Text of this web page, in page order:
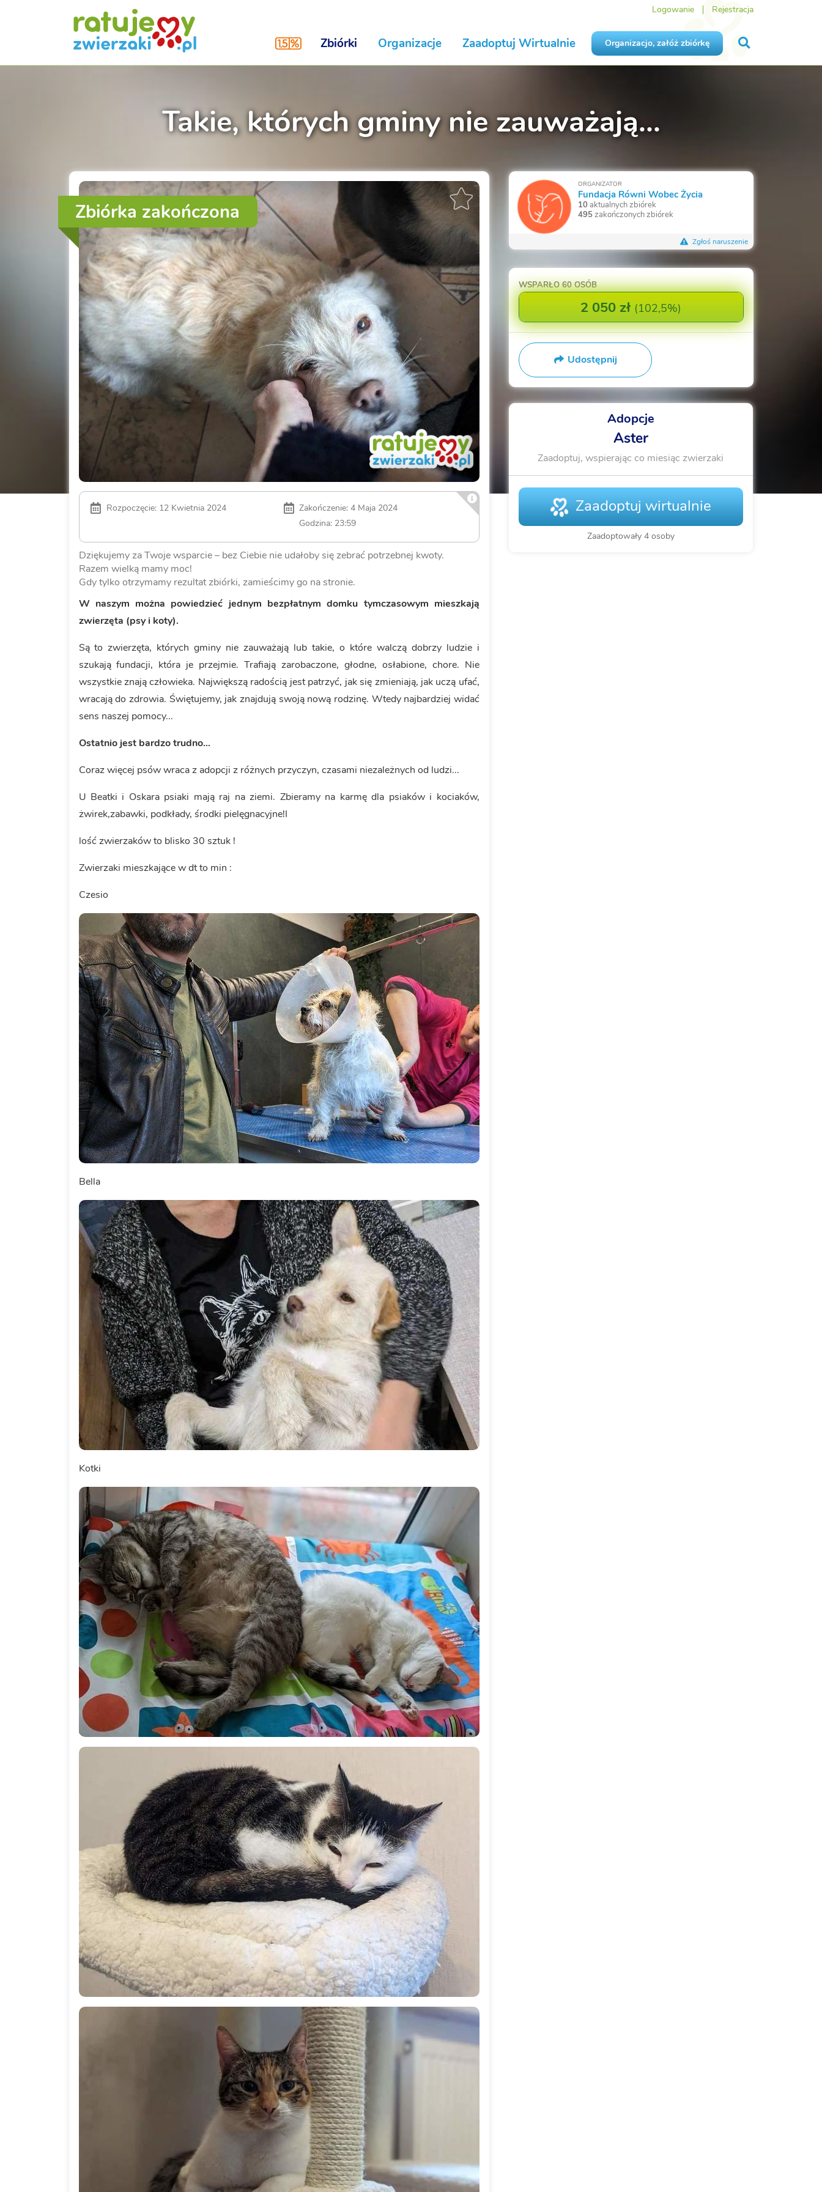
Logowanie Rejestracja
Zbiórki Organizacje Zaadoptuj Wirtualnie Organizacjo, załóż zbiórkę
Takie, których gminy nie zauważają...
Zbiórka zakończona
Rozpoczęcie: 12 Kwietnia 2024
Zakończenie: 4 Maja 2024
Godzina: 23:59
Dziękujemy za Twoje wsparcie – bez Ciebie nie udałoby się zebrać potrzebnej kwoty.
Razem wielką mamy moc!
Gdy tylko otrzymamy rezultat zbiórki, zamieścimy go na stronie.
W naszym można powiedzieć jednym bezpłatnym domku tymczasowym mieszkają
zwierzęta (psy i koty).
Są to zwierzęta, których gminy nie zauważają lub takie, o które walczą dobrzy ludzie i
szukają fundacji, która je przejmie. Trafiają zarobaczone, głodne, osłabione, chore. Nie
wszystkie znają człowieka. Największą radością jest patrzyć, jak się zmieniają, jak uczą ufać,
wracają do zdrowia. Świętujemy, jak znajdują swoją nową rodzinę. Wtedy najbardziej widać
sens naszej pomocy...
Ostatnio jest bardzo trudno...
Coraz więcej psów wraca z adopcji z różnych przyczyn, czasami niezależnych od ludzi...
U Beatki i Oskara psiaki mają raj na ziemi. Zbieramy na karmę dla psiaków i kociaków,
żwirek,zabawki, podkłady, środki pielęgnacyjne!I
lość zwierzaków to blisko 30 sztuk !
Zwierzaki mieszkające w dt to min :
Czesio
Bella
Kotki
ORGANIZATOR
Fundacja Równi Wobec Życia
10aktualnych zbiórek
495zakończonych zbiórek
Zgłoś naruszenie
WSPARŁO60 OSÓB
2 050 zł (102,5%)
Udostępnij
Adopcje
Aster
Zaadoptuj, wspierając co miesiąc zwierzaki
Zaadoptuj wirtualnie
Zaadoptowały 4 osoby